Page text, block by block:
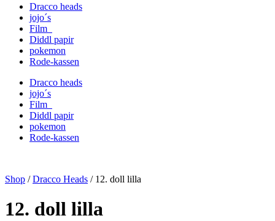
Dracco heads
jojo´s
Film
Diddl papir
pokemon
Rode-kassen
Dracco heads
jojo´s
Film
Diddl papir
pokemon
Rode-kassen
Shop /Dracco Heads / 12. doll lilla
12. doll lilla